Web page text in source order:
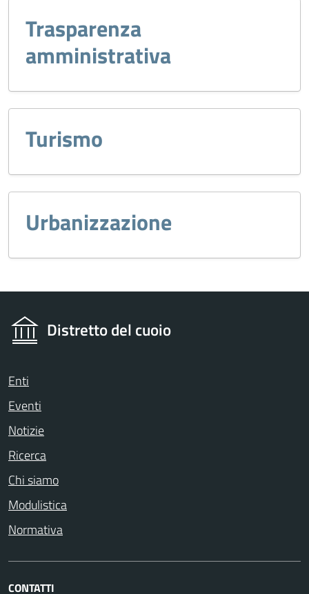
Trasparenza
amministrativa
Turismo
Urbanizzazione
Distretto del cuoio
Enti
Eventi
Notizie
Ricerca
Chi siamo
Modulistica
Normativa
CONTATTI